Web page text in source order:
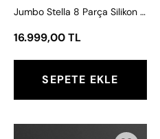
Jumbo Stella 8 Parça Silikon Kapaklı Çelik Tencere Seti
16.999,00 TL
SEPETE EKLE